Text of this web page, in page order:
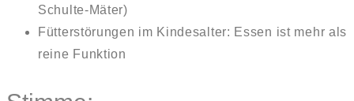
Schulte-Mäter)
Fütterstörungen im Kindesalter: Essen ist mehr als
reine Funktion